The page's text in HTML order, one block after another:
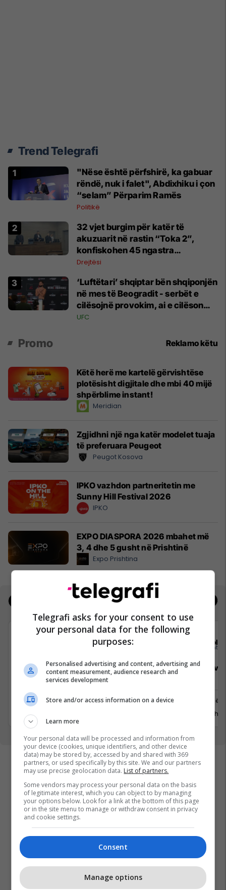
Trend Telegrafi
"Nëse është përfshirë, ka gabuar
rëndë, nuk i falet", Abdixhiku i çon
“selam” Përparim Ramës
Politikë
32 vjet burgim për katër të
akuzuarit në rastin “Toka 2”,
konfiskohen 45 ngastra
kadastrale
Drejtësi
‘Luftëtari’ shqiptar bën shqiponjën
në mes të Beogradit - serbët e
cilësojnë provokim, ai e cilëson
simbol të identitetit
UFC
Promo Reklamo këtu
Këtë herë me kartelë gërvishtëse
plotësisht digjitale dhe mbi 40 mijë
shpërblime instant!
Meridian
Zgjidhni një nga katër modelet tuaja
të preferuara Peugeot
Peugot Kosova
IPKO vazhdon partneritetin me
Sunny Hill Festival 2026
IPKO
EXPO DIASPORA 2026 mbahet më
3, 4 dhe 5 gusht në Prishtinë
Expo Prishtina
Real Estate
Specialist Mishi (Kasap)
Ferizaj
Sales
Prishtinë
29 Gusht
Telegrafi asks for your consent to use
your personal data for the following
purposes:
Personalised advertising and content, advertising and
content measurement, audience research and
services development
Store and/or access information on a device
Learn more
Your personal data will be processed and information from
your device (cookies, unique identifiers, and other device
data) may be stored by, accessed by and shared with 369
partners, or used specifically by this site. We and our partners
may use precise geolocation data. List of partners.
Some vendors may process your personal data on the basis
of legitimate interest, which you can object to by managing
your options below. Look for a link at the bottom of this page
or in the site menu to manage or withdraw consent in privacy
and cookie settings.
Consent
Manage options